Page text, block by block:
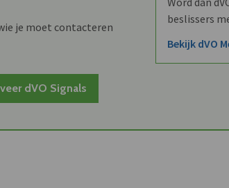
je moet contacteren
dVO Signals
beslissers
Bekijk dVO